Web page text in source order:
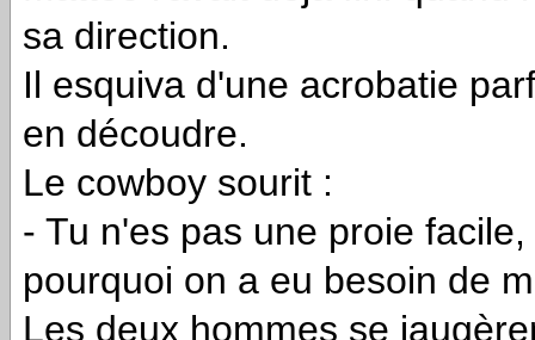
sa direction.
Il esquiva d'une acrobatie
en découdre.
Le cowboy sourit :
- Tu n'es pas une proie
pourquoi on a eu besoin de
Les deux hommes se